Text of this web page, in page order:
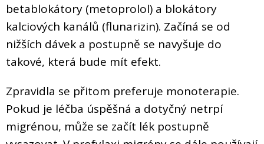
betablokátory (metoprolol) a blokátory
kalciových kanálů (flunarizin). Začíná se od
nižších dávek a postupně se navyšuje do
takové, která bude mít efekt.
Zpravidla se přitom preferuje monoterapie.
Pokud je léčba úspěšná a dotyčný netrpí
migrénou, může se začít lék postupně